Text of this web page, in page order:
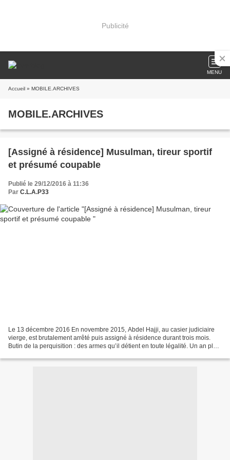
Publicité
MENU
Accueil » MOBILE.ARCHIVES
MOBILE.ARCHIVES
[Assigné à résidence] Musulman, tireur sportif
et présumé coupable
Publié le 29/12/2016 à 11:36
Par C.L.A.P33
Le 13 décembre 2016 En novembre 2015, Abdel Hajji, au casier judiciaire
vierge, est brutalement arrêté puis assigné à résidence durant trois mois.
Butin de la perquisition : des armes qu’il détient en toute légalité. Un an plus